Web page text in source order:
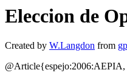
Eleccion de
Created by W.Langdon from
@Article{espejo:2006:AEPIA,